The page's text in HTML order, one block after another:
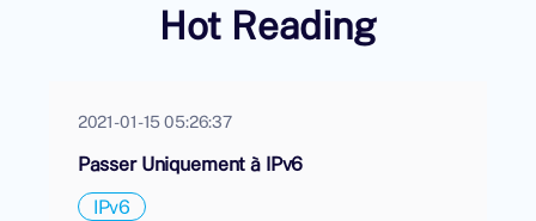
Hot Reading
2021-01-15 05:26:37
Passer Uniquement à IPv6
IPv6